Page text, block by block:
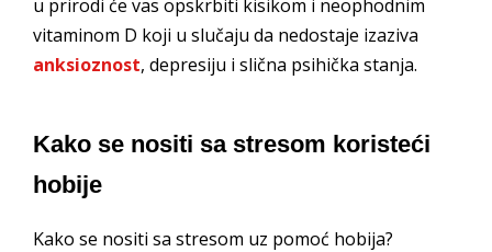
u prirodi će vas opskrbiti kisikom i neophodnim
vitaminom D koji u slučaju da nedostaje izaziva
anksioznost, depresiju i slična psihička stanja.
Kako se nositi sa stresom koristeći
hobije
Kako se nositi sa stresom uz pomoć hobija?